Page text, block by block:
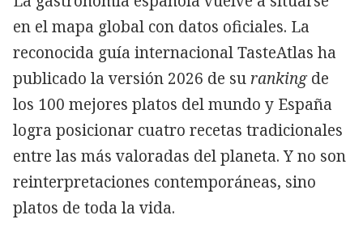
en el mapa global con datos oficiales. La
reconocida guía internacional TasteAtlas ha
publicado la versión 2026 de su rankingde
los 100 mejores platos del mundo y España
logra posicionar cuatro recetas tradicionales
entre las más valoradas del planeta. Y no son
reinterpretaciones contemporáneas, sino
platos de toda la vida.